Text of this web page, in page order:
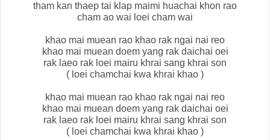
tham kan thaep tai klap maimi huachai khon rao
cham ao wai loei cham wai
khao mai muean rao khao rak ngai nai reo
khao mai muean doem yang rak daichai oei
rak laeo rak loei mairu khrai sang khrai son
( loei chamchai kwa khrai khao )
khao mai muean rao khao rak ngai nai reo
khao mai muean doem yang rak daichai oei
rak laeo rak loei mairu khrai sang khrai son
( loei chamchai kwa khrai khao )